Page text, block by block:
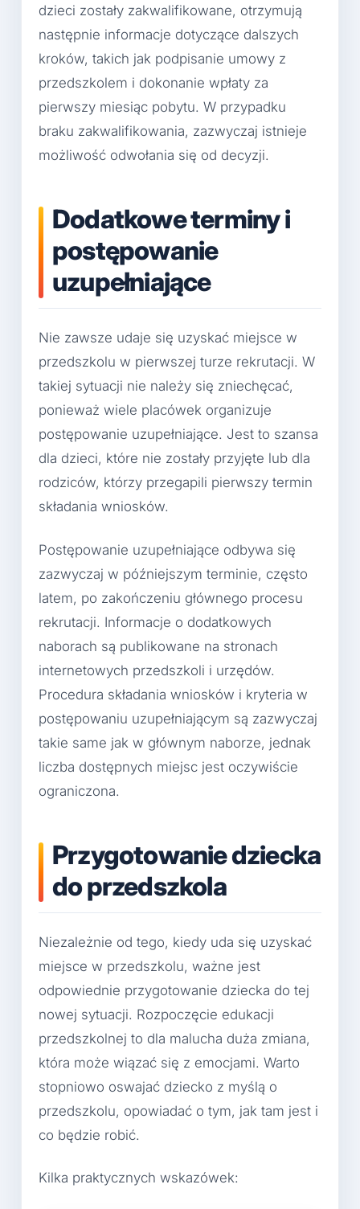
dzieci zostały zakwalifikowane, otrzymują
następnie informacje dotyczące dalszych
kroków, takich jak podpisanie umowy z
przedszkolem i dokonanie wpłaty za
pierwszy miesiąc pobytu. W przypadku
braku zakwalifikowania, zazwyczaj istnieje
możliwość odwołania się od decyzji.
Dodatkowe terminy i
postępowanie
uzupełniające
Nie zawsze udaje się uzyskać miejsce w
przedszkolu w pierwszej turze rekrutacji. W
takiej sytuacji nie należy się zniechęcać,
ponieważ wiele placówek organizuje
postępowanie uzupełniające. Jest to szansa
dla dzieci, które nie zostały przyjęte lub dla
rodziców, którzy przegapili pierwszy termin
składania wniosków.
Postępowanie uzupełniające odbywa się
zazwyczaj w późniejszym terminie, często
latem, po zakończeniu głównego procesu
rekrutacji. Informacje o dodatkowych
naborach są publikowane na stronach
internetowych przedszkoli i urzędów.
Procedura składania wniosków i kryteria w
postępowaniu uzupełniającym są zazwyczaj
takie same jak w głównym naborze, jednak
liczba dostępnych miejsc jest oczywiście
ograniczona.
Przygotowanie dziecka
do przedszkola
Niezależnie od tego, kiedy uda się uzyskać
miejsce w przedszkolu, ważne jest
odpowiednie przygotowanie dziecka do tej
nowej sytuacji. Rozpoczęcie edukacji
przedszkolnej to dla malucha duża zmiana,
która może wiązać się z emocjami. Warto
stopniowo oswajać dziecko z myślą o
przedszkolu, opowiadać o tym, jak tam jest i
co będzie robić.
Kilka praktycznych wskazówek: